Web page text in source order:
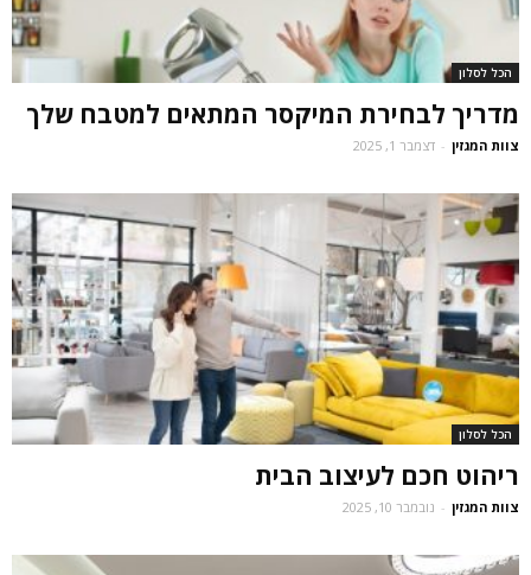
הכל לסלון
מדריך לבחירת המיקסר המתאים למטבח שלך
צוות המגזין - דצמבר 1, 2025
הכל לסלון
ריהוט חכם לעיצוב הבית
צוות המגזין - נובמבר 10, 2025